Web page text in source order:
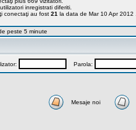
utilizatori inregistrati diferiti.
conectaţi au fost 21 la data de Mar 10 Apr 2012
peste 5 minute
Parola:
Mesaje noi